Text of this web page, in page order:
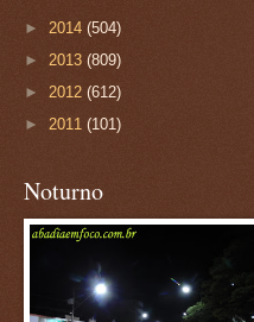
► 2014 (504)
► 2013 (809)
► 2012 (612)
► 2011 (101)
Noturno